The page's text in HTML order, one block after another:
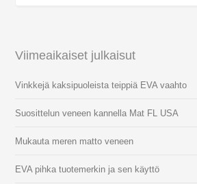
Viimeaikaiset julkaisut
Vinkkejä kaksipuoleista teippiä EVA vaahto
Suosittelun veneen kannella Mat FL USA
Mukauta meren matto veneen
EVA pihka tuotemerkin ja sen käyttö